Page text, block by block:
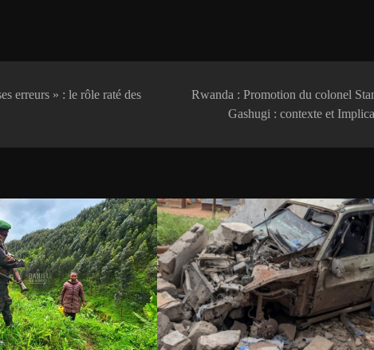
erreurs » : le rôle raté des
Rwanda : Promotion du colonel
Gashugi : contexte et